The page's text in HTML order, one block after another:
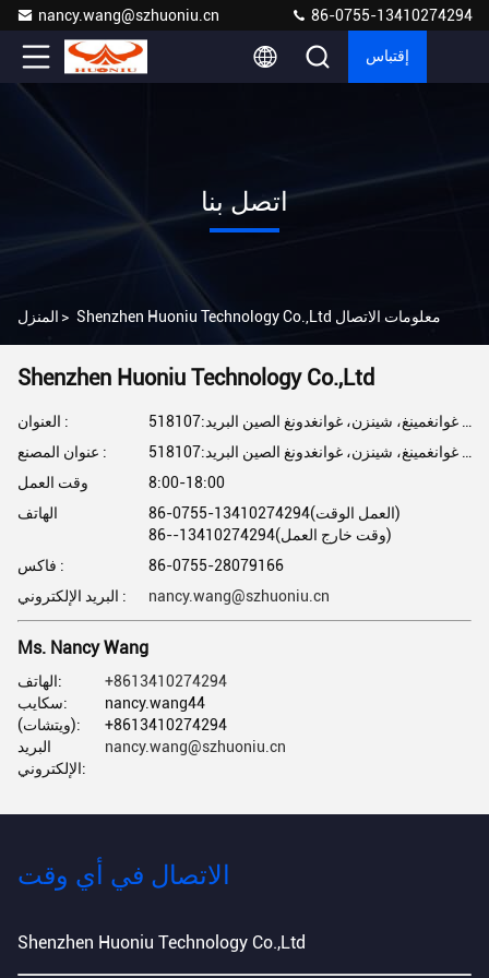
nancy.wang@szhuoniu.cn 86-0755-13410274294
إقتباس
اتصل بنا
المنزل > Shenzhen Huoniu Technology Co.,Ltd معلومات الاتصال
Shenzhen Huoniu Technology Co.,Ltd
العنوان :
رقم 16 منطقة شيالانغ الصناعية، شارع غونغمينغ ماتيان، منطقة غوانغمينغ، شينزن، غوانغدونغ الصين البريد:518107
عنوان المصنع :
رقم 16 منطقة شيالانغ الصناعية، شارع غونغمينغ ماتيان، منطقة غوانغمينغ، شينزن، غوانغدونغ الصين البريد:518107
وقت العمل
8:00-18:00
الهاتف
86-0755-13410274294(العمل الوقت)
86--13410274294(وقت خارج العمل)
فاكس :
86-0755-28079166
البريد الإلكتروني :
nancy.wang@szhuoniu.cn
Ms. Nancy Wang
الهاتف:
+8613410274294
سكايب:
nancy.wang44
(ويتشات):
+8613410274294
البريد
الإلكتروني:
nancy.wang@szhuoniu.cn
الاتصال في أي وقت
Shenzhen Huoniu Technology Co.,Ltd